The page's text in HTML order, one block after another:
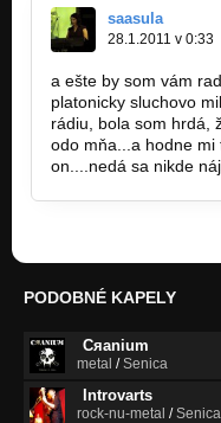
saasula
28.1.2011 v 0:33
a ešte by som vám
platonicky sluchovo
rádiu, bola som hrdá,
odo mňa...a hodne
on....nedá sa nikde
PODOBNÉ KAPELY
Cяanium
metal /Senica
Introvarts
rock-nu-metal /